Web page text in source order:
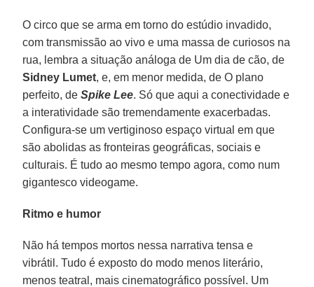
O circo que se arma em torno do estúdio invadido,
com transmissão ao vivo e uma massa de curiosos na
rua, lembra a situação análoga de Um dia de cão, de
Sidney Lumet, e, em menor medida, de O plano
perfeito, deSpike Lee. Só que aqui a conectividade e
a interatividade são tremendamente exacerbadas.
Configura-se um vertiginoso espaço virtual em que
são abolidas as fronteiras geográficas, sociais e
culturais. É tudo ao mesmo tempo agora, como num
gigantesco videogame.
Ritmo e humor
Não há tempos mortos nessa narrativa tensa e
vibrátil. Tudo é exposto do modo menos literário,
menos teatral, mais cinematográfico possível. Um